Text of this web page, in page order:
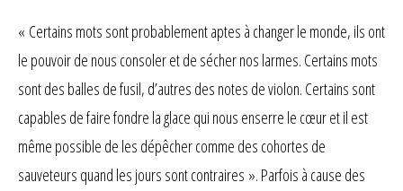
basé
sur
notation
client
« Certains mots sont probablement aptes à changer le monde, ils ont
le pouvoir de nous consoler et de sécher nos larmes. Certains mots
sont des balles de fusil, d’autres des notes de violon. Certains sont
capables de faire fondre la glace qui nous enserre le cœur et il est
même possible de les dépêcher comme des cohortes de
sauveteurs quand les jours sont contraires ». Parfois à cause des